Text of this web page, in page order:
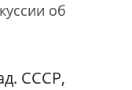
об
СССР,